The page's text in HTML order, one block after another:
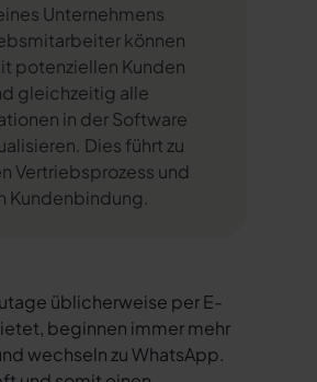
Unternehmens
können
potenziellen Kunden
gleichzeitig alle
in der Software
Dies führt zu
Vertriebsprozess und
Kundenbindung.
üblicherweise per E-
beginnen immer mehr
wechseln zu WhatsApp.